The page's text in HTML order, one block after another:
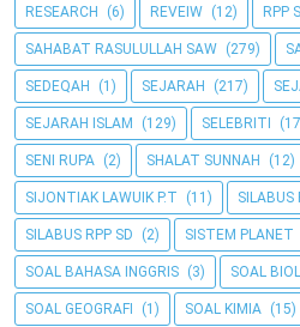
RESEARCH (6) REVEIW (12) RPP
SAHABAT RASULULLAH SAW (279)
SEDEQAH (1) SEJARAH (217)
SEJARAH ISLAM (129) SELEBRITI
SENI RUPA (2) SHALAT SUNNAH (12)
SIJONTIAK LAWUIK P.T (11) SILABUS
SILABUS RPP SD (2) SISTEM PLANET
SOAL BAHASA INGGRIS (3) SOAL
SOAL GEOGRAFI (1) SOAL KIMIA (15)